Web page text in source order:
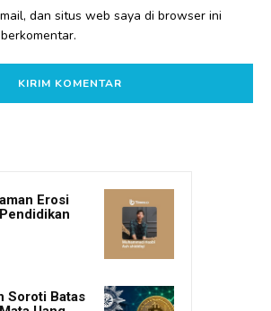
dan situs web saya di browser ini
Erosi
Soroti Batas